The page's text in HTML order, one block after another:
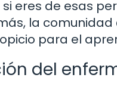
eres de esas
la
para el
del